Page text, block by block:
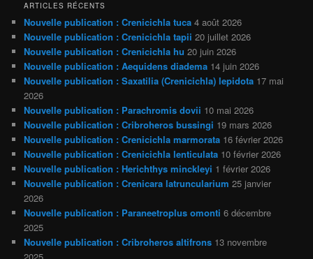
ARTICLES RÉCENTS
Nouvelle publication : Crenicichla tuca 4 août 2026
Nouvelle publication : Crenicichla tapii 20 juillet 2026
Nouvelle publication : Crenicichla hu 20 juin 2026
Nouvelle publication : Aequidens diadema 14 juin 2026
Nouvelle publication : Saxatilia (Crenicichla) lepidota 17 mai
2026
Nouvelle publication : Parachromis dovii 10 mai 2026
Nouvelle publication : Cribroheros bussingi 19 mars 2026
Nouvelle publication : Crenicichla marmorata 16 février 2026
Nouvelle publication : Crenicichla lenticulata 10 février 2026
Nouvelle publication : Herichthys minckleyi 1 février 2026
Nouvelle publication : Crenicara latruncularium 25 janvier
2026
Nouvelle publication : Paraneetroplus omonti 6 décembre
2025
Nouvelle publication : Cribroheros altifrons 13 novembre